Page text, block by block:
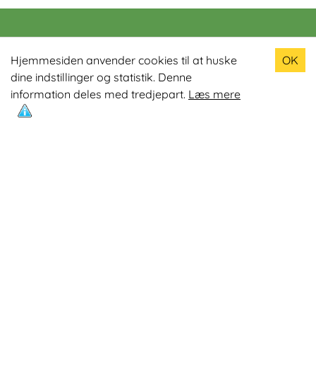
Hjemmesiden anvender cookies til at huske
dine indstillinger og statistik. Denne
information deles med tredjepart. Læs mere
OK
Populære produkter
Odin R900 Romaskine
Odin S900 Spinningcykel